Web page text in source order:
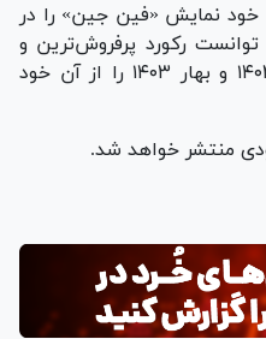
خود نمایش «فین جین» را در
توانست رکورد پرفروش‌ترین و
پرمخاطب‌ترین اثر در زمستان ۱۴۰۲ و بهار ۱۴۰۳ را از آن خود
منتشر خواهد شد.